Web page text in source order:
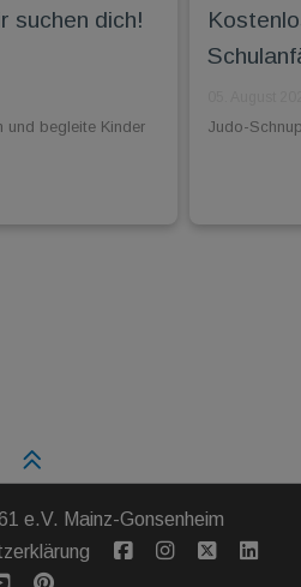
suchen dich!
und begleite Kinder
Judo-
e.V. Mainz-Gonsenheim